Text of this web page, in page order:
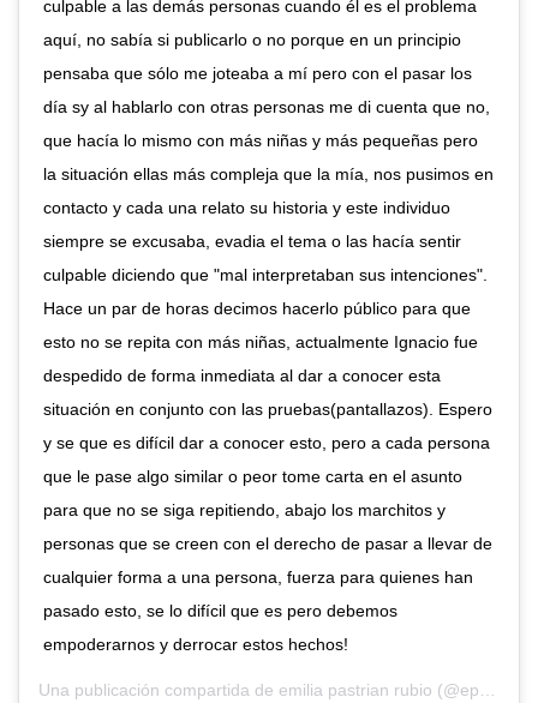
culpable a las demás personas cuando él es el problema
aquí, no sabía si publicarlo o no porque en un principio
pensaba que sólo me joteaba a mí pero con el pasar los
día sy al hablarlo con otras personas me di cuenta que no,
que hacía lo mismo con más niñas y más pequeñas pero
la situación ellas más compleja que la mía, nos pusimos en
contacto y cada una relato su historia y este individuo
siempre se excusaba, evadia el tema o las hacía sentir
culpable diciendo que "mal interpretaban sus intenciones".
Hace un par de horas decimos hacerlo público para que
esto no se repita con más niñas, actualmente Ignacio fue
despedido de forma inmediata al dar a conocer esta
situación en conjunto con las pruebas(pantallazos). Espero
y se que es difícil dar a conocer esto, pero a cada persona
que le pase algo similar o peor tome carta en el asunto
para que no se siga repitiendo, abajo los marchitos y
personas que se creen con el derecho de pasar a llevar de
cualquier forma a una persona, fuerza para quienes han
pasado esto, se lo difícil que es pero debemos
empoderarnos y derrocar estos hechos!
Una publicación compartida de emilia pastrian rubio (@epastrian_._) el